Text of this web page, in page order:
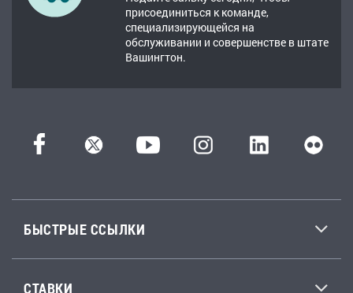
присоединиться к команде,
специализирующейся на
обслуживании и совершенстве в штате
Вашингтон.
БЫСТРЫЕ ССЫЛКИ
СТАВКИ